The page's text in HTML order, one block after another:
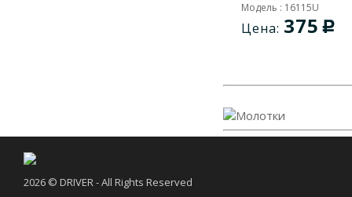
Цена: 375 c
Модель : 16115U
2026 © DRIVER - All Rights Reserved